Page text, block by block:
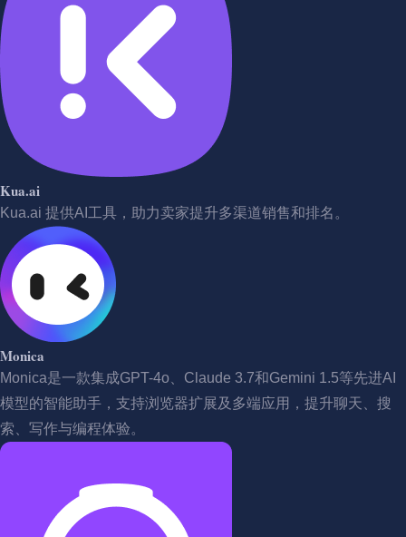
Kua.ai
Kua.ai 提供AI工具，助力卖家提升多渠道销售和排名。
Monica
Monica是一款集成GPT-4o、Claude 3.7和Gemini 1.5等先进AI
模型的智能助手，支持浏览器扩展及多端应用，提升聊天、搜
索、写作与编程体验。